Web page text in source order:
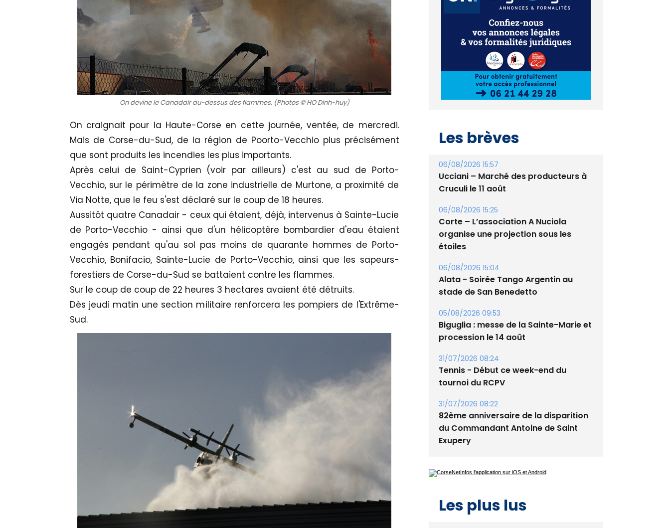
On devine le Canadair au-dessus des flammes. (Photos © HO Dinh-huy)
On craignait pour la Haute-Corse en cette journée, ventée, de mercredi.
Mais de Corse-du-Sud, de la région de Poorto-Vecchio plus précisément
que sont produits les incendies les plus importants.
Après celui de Saint-Cyprien (voir par ailleurs) c'est au sud de Porto-
Vecchio, sur le périmètre de la zone industrielle de Murtone, a proximité de
Via Notte, que le feu s'est déclaré sur le coup de 18 heures.
Aussitôt quatre Canadair - ceux qui étaient, déjà, intervenus à Sainte-Lucie
de Porto-Vecchio - ainsi que d'un hélicoptère bombardier d'eau étaient
engagés pendant qu'au sol pas moins de quarante hommes de Porto-
Vecchio, Bonifacio, Sainte-Lucie de Porto-Vecchio, ainsi que les sapeurs-
forestiers de Corse-du-Sud se battaient contre les flammes.
Sur le coup de coup de 22 heures 3 hectares avaient été détruits.
Dès jeudi matin une section militaire renforcera les pompiers de l'Extrême-
Sud.
06/08/2026 15:57
Cruculi le 11 août
06/08/2026 15:25
organise une projection sous les
étoiles
06/08/2026 15:04
stade de San Benedetto
05/08/2026 09:53
procession le 14 août
31/07/2026 08:24
Tennis - Début ce week-end du
tournoi du RCPV
31/07/2026 08:22
du Commandant Antoine de Saint
Exupery
Les plus lus
Satine Nomary est la